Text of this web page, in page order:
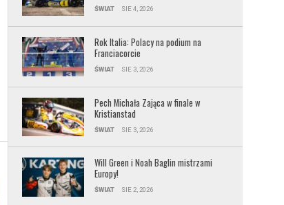
ŚWIAT SIE 4, 2026
Rok Italia: Polacy na podium na
Franciacorcie
ŚWIAT SIE 3, 2026
Pech Michała Zająca w finale w
Kristianstad
ŚWIAT SIE 3, 2026
Will Green i Noah Baglin mistrzami
Europy!
ŚWIAT SIE 2, 2026